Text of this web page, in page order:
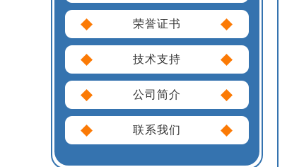
荣誉证书
技术支持
公司简介
联系我们